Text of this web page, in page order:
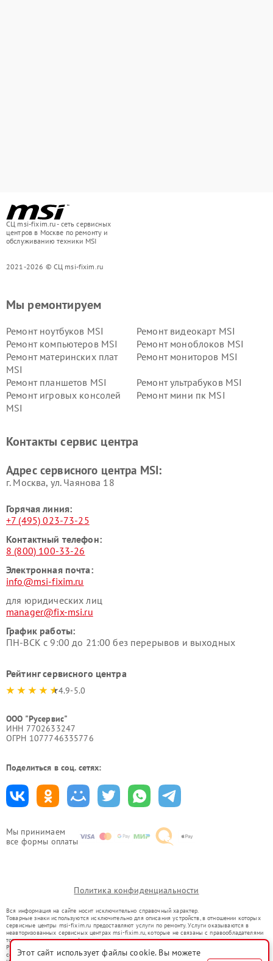
СЦ msi-fixim.ru - сеть сервисных
центров в Москве по ремонту и
обслуживанию техники MSI
2021-2026 © СЦ msi-fixim.ru
Мы принимаем
все формы оплаты
Мы ремонтируем
Ремонт ноутбуков MSI
Ремонт видеокарт MSI
Ремонт компьютеров MSI
Ремонт моноблоков MSI
Ремонт материнских плат
MSI
Ремонт мониторов MSI
Ремонт планшетов MSI
Ремонт ультрабуков MSI
Ремонт игровых консолей
MSI
Ремонт мини пк MSI
Контакты сервис центра
Адрес сервисного центра MSI:
г. Москва, ул. Чаянова 18
Горячая линия:
+7 (495) 023-73-25
Контактный телефон:
8 (800) 100-33-26
Электронная почта:
info@msi-fixim.ru
для юридических лиц
manager@fix-msi.ru
График работы:
ПН-ВСК с 9:00 до 21:00 без перерывов и выходных
Рейтинг сервисного центра
4.9-5.0
ООО "Русервис"
ИНН 7702633247
ОГРН 1077746335776
Поделиться в соц. сетях:
Политика конфиденциальности
Вся информация на сайте носит исключительно справочный характер.
Товарные знаки используются исключительно для описания устройств, в отношении которых
сервисные центры msi-fixim.ru предоставляют услуги по ремонту. Услуги оказываются в
неавторизованных сервисных центрах msi-fixim.ru, которые не связаны с правообладателями
товарных знаков или их официальными представителями.
Ремонт осуществляется для устройств, уже введенных в гражданский оборот в соответствии
со статьей 1487 ГК РФ.
Этот сайт использует файлы cookie. Вы можете